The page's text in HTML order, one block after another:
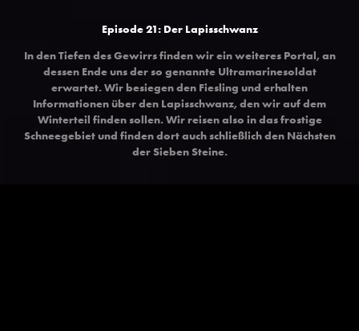
Episode 21: Der Lapisschwanz
In den Tiefen des Gewirrs finden wir ein weiteres Portal, an
dessen Ende uns der so genannte Ultramarinesoldat
erwartet. Wir besiegen den Fiesling und erhalten
Informationen über den Lapisschwanz, den wir auf dem
Winterteil finden sollen. Wir reisen also in das frostige
Schneegebiet und finden dort auch schließlich den Nächsten
der Sieben Steine.